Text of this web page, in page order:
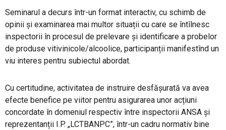
Seminarul a decurs într-un format interactiv, cu schimb de
opinii și examinarea mai multor situații cu care se întîlnesc
inspectorii în procesul de prelevare și identificare a probelor
de produse vitivinicole/alcoolice, participanții manifestînd un
viu interes pentru subiectul abordat.
Cu certitudine, activitatea de instruire desfășurată va avea
efecte benefice pe viitor pentru asigurarea unor acțiuni
concordate în domeniul respectiv între inspectorii ANSA și
reprezentanții I.P. „LCTBANPC”, într-un cadru normativ bine